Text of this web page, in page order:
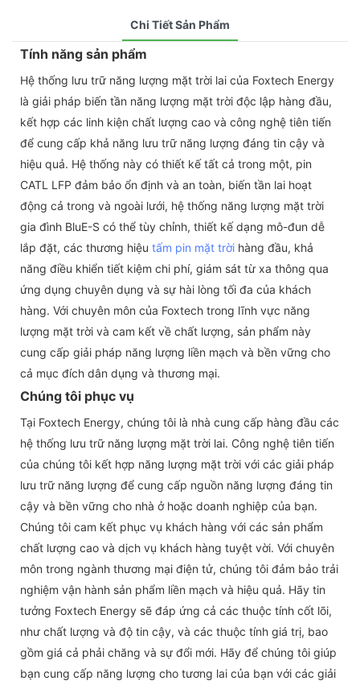
Chi Tiết Sản Phẩm
Tính năng sản phẩm
Hệ thống lưu trữ năng lượng mặt trời lai của Foxtech Energy
là giải pháp biến tần năng lượng mặt trời độc lập hàng đầu,
kết hợp các linh kiện chất lượng cao và công nghệ tiên tiến
để cung cấp khả năng lưu trữ năng lượng đáng tin cậy và
hiệu quả. Hệ thống này có thiết kế tất cả trong một, pin
CATL LFP đảm bảo ổn định và an toàn, biến tần lai hoạt
động cả trong và ngoài lưới, hệ thống năng lượng mặt trời
gia đình BluE-S có thể tùy chỉnh, thiết kế dạng mô-đun dễ
lắp đặt, các thương hiệu tấm pin mặt trời hàng đầu, khả
năng điều khiển tiết kiệm chi phí, giám sát từ xa thông qua
ứng dụng chuyên dụng và sự hài lòng tối đa của khách
hàng. Với chuyên môn của Foxtech trong lĩnh vực năng
lượng mặt trời và cam kết về chất lượng, sản phẩm này
cung cấp giải pháp năng lượng liền mạch và bền vững cho
cả mục đích dân dụng và thương mại.
Chúng tôi phục vụ
Tại Foxtech Energy, chúng tôi là nhà cung cấp hàng đầu các
hệ thống lưu trữ năng lượng mặt trời lai. Công nghệ tiên tiến
của chúng tôi kết hợp năng lượng mặt trời với các giải pháp
lưu trữ năng lượng để cung cấp nguồn năng lượng đáng tin
cậy và bền vững cho nhà ở hoặc doanh nghiệp của bạn.
Chúng tôi cam kết phục vụ khách hàng với các sản phẩm
chất lượng cao và dịch vụ khách hàng tuyệt vời. Với chuyên
môn trong ngành thương mại điện tử, chúng tôi đảm bảo trải
nghiệm vận hành sản phẩm liền mạch và hiệu quả. Hãy tin
tưởng Foxtech Energy sẽ đáp ứng cả các thuộc tính cốt lõi,
như chất lượng và độ tin cậy, và các thuộc tính giá trị, bao
gồm giá cả phải chăng và sự đổi mới. Hãy để chúng tôi giúp
bạn cung cấp năng lượng cho tương lai của bạn với các giải